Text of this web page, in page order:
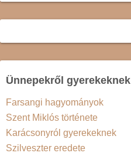
Ünnepekről gyerekeknek
Farsangi hagyományok
Szent Miklós története
Karácsonyról gyerekeknek
Szilveszter eredete